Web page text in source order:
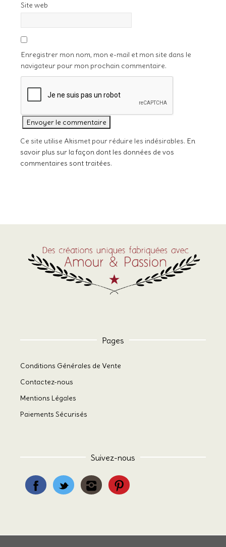
Site web
Enregistrer mon nom, mon e-mail et mon site dans le
navigateur pour mon prochain commentaire.
Ce site utilise Akismet pour réduire les indésirables. En
savoir plus sur la façon dont les données de vos
commentaires sont traitées.
Pages
Conditions Générales de Vente
Contactez-nous
Mentions Légales
Paiements Sécurisés
Suivez-nous